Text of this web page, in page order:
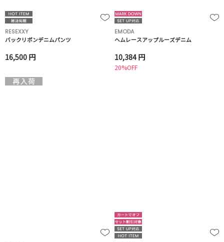
RESEXXY
バックリボンデニムパンツ
16,500 円
EMODA
ヘムレースアップルーズデニム
10,384 円
20%OFF